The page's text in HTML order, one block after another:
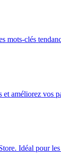
mots-clés
et améliorez vos
Idéal pour